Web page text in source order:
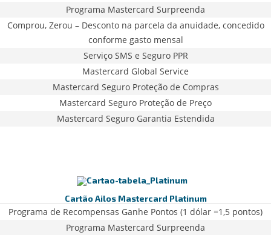
Programa Mastercard Surpreenda
Comprou, Zerou – Desconto na parcela da anuidade, concedido
conforme gasto mensal
Serviço SMS e Seguro PPR
Mastercard Global Service
Mastercard Seguro Proteção de Compras
Mastercard Seguro Proteção de Preço
Mastercard Seguro Garantia Estendida
Cartão Ailos Mastercard Platinum
Programa de Recompensas Ganhe Pontos (1 dólar =1,5 pontos)
Programa Mastercard Surpreenda